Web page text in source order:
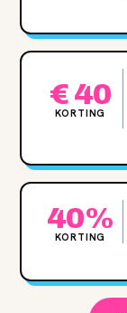
€ 40
KORTING
40%
KORTING